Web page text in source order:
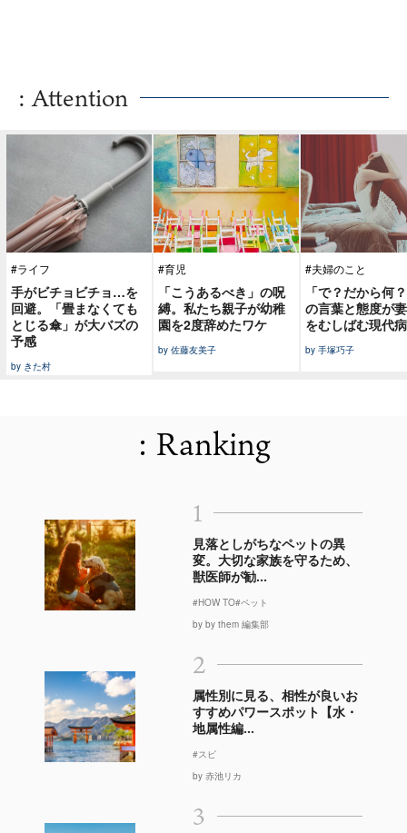
: Attention
#ライフ
手がビチョビチョ…を
回避。「畳まなくても
とじる傘」が大バズの
予感
by きた村
#育児
「こうあるべき」の呪
縛。私たち親子が幼稚
園を2度辞めたワケ
by 佐藤友美子
#夫婦のこと
「で？だから何
の言葉と態度が
をむしばむ現代病
by 手塚巧子
: Ranking
1
見落としがちなペットの異
変。大切な家族を守るため、
獣医師が勧...
#HOW TO#ペット
by by them 編集部
2
属性別に見る、相性が良いお
すすめパワースポット【水・
地属性編...
#スピ
by 赤池リカ
3